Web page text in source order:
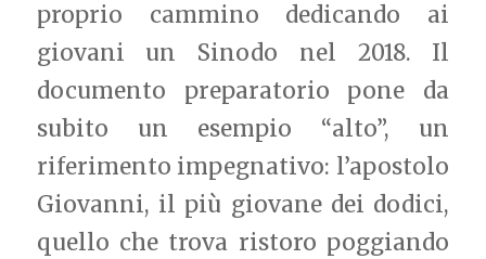
proprio cammino dedicando ai
giovani un Sinodo nel 2018. Il
documento preparatorio pone da
subito un esempio “alto”, un
riferimento impegnativo: l’apostolo
Giovanni, il più giovane dei dodici,
quello che trova ristoro poggiando